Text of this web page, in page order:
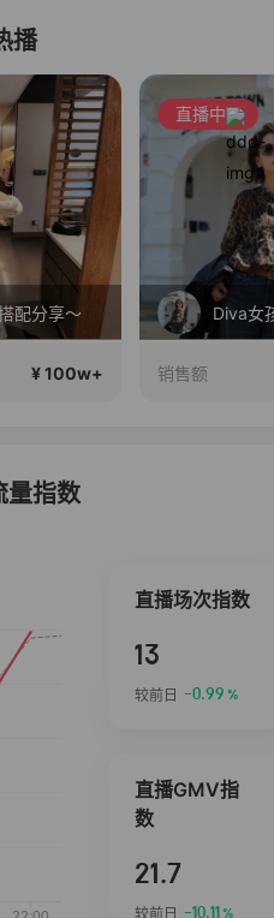
播
配分享～
¥ 100w+
直播中
销售额
量指数
直播场次指数
13
较前日 -0.99 %
直播GMV指
数
21.7
较前日 -10.11 %